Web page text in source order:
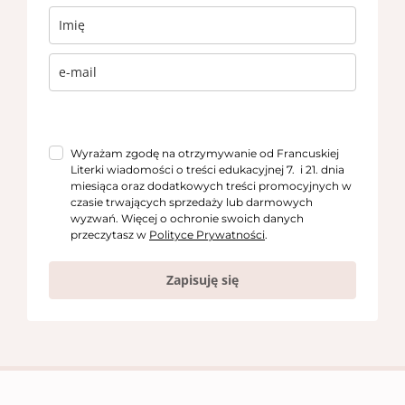
Wyrażam zgodę na otrzymywanie od Francuskiej
Literki wiadomości o treści edukacyjnej 7. i 21. dnia
miesiąca oraz dodatkowych treści promocyjnych w
czasie trwających sprzedaży lub darmowych
wyzwań. Więcej o ochronie swoich danych
przeczytasz w Polityce Prywatności.
Zapisuję się